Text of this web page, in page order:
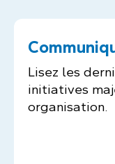
Lisez les
initiatives
organisation.